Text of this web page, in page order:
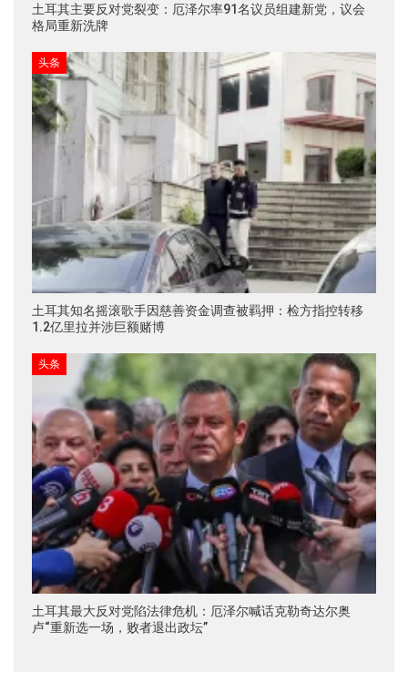
土耳其主要反对党裂变：厄泽尔率91名议员组建新党，议会
格局重新洗牌
头条
土耳其知名摇滚歌手因慈善资金调查被羁押：检方指控转移
1.2亿里拉并涉巨额赌博
头条
土耳其最大反对党陷法律危机：厄泽尔喊话克勒奇达尔奥
卢“重新选一场，败者退出政坛”